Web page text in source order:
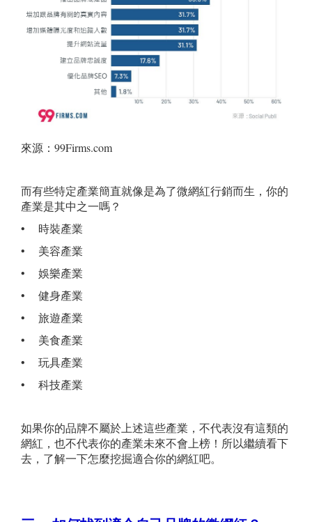
來源：99Firms.com
而有些特定產業簡直就像是為了微網紅行銷而生，你的
產業是其中之一嗎？
• 時裝產業
• 美容產業
• 娛樂產業
• 健身產業
• 旅遊產業
• 美食產業
• 玩具產業
• 科技產業
如果你的品牌不屬於上述這些產業，不代表沒有這類的
網紅，也不代表你的產業未來不會上榜！所以繼續看下
去，了解一下怎麼挖掘適合你的網紅吧。